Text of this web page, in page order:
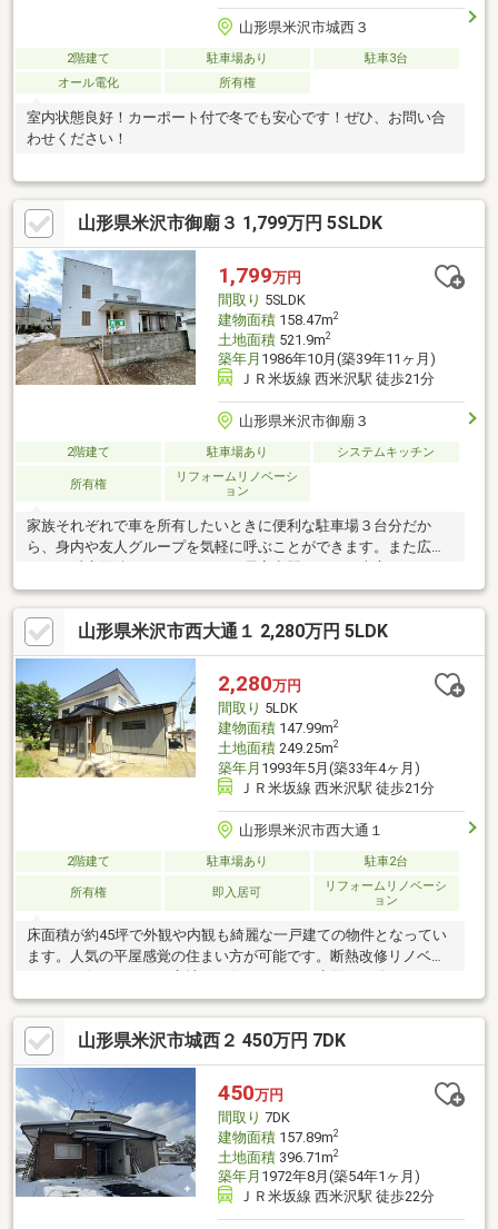
山形県米沢市城西３
2階建て 駐車場あり
駐車3台
オール電化
所有権
室内状態良好！カーポート付で冬でも安心です！ぜひ、お問い合
わせください！
山形県米沢市御廟３ 1,799万円 5SLDK
1,799万円
間取り 5SLDK
建物面積158.47m2
土地面積521.9m2
築年月 1986年10月(築39年11ヶ月)
ＪＲ米坂線 西米沢駅 徒歩21分
山形県米沢市御廟３
2階建て 駐車場あり システムキッチン
所有権
リフォームリノベーシ
ョン
家族それぞれで車を所有したいときに便利な駐車場３台分だか
ら、身内や友人グループを気軽に呼ぶことができます。また広々
を与える庭有の住戸なので、アウトドアのある暮らしが叶いま
す。ちなみに無駄のない造りのシステムキッチンです。家族みん
なのワガママにも応える５ＳＬＤＫ。ご案内いたしますのでお気
軽にご連絡ください。
山形県米沢市西大通１ 2,280万円 5LDK
2,280万円
間取り 5LDK
建物面積147.99m2
土地面積249.25m2
築年月 1993年5月(築33年4ヶ月)
ＪＲ米坂線 西米沢駅 徒歩21分
山形県米沢市西大通１
2階建て 駐車場あり 駐車2台
所有権 即入居可
リフォームリノベーシ
ョン
床面積が約45坪で外観や内観も綺麗な一戸建ての物件となってい
ます。人気の平屋感覚の住まい方が可能です。断熱改修リノベー
ションを行っており、心地よい住まいです。水回りも使いやすく
変更し、最新設備になっています。小学校まで３ｋｍ圏内。米沢
メイン通りにもほど近く利便性のいい立地となっております。寝
室に隣接した土地がすこやかセンターになっており、季節の移ろ
いが感じられる借景を楽しむことができます。
山形県米沢市城西２ 450万円 7DK
450万円
間取り 7DK
建物面積157.89m2
土地面積396.71m2
築年月 1972年8月(築54年1ヶ月)
ＪＲ米坂線 西米沢駅 徒歩22分